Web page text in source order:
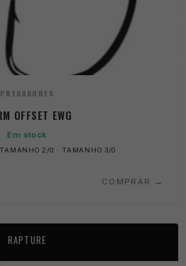
PREDADORES
OFFSET EWG
Em stock
2/0 · TAMANHO 3/0
COMPRAR
RAPTURE